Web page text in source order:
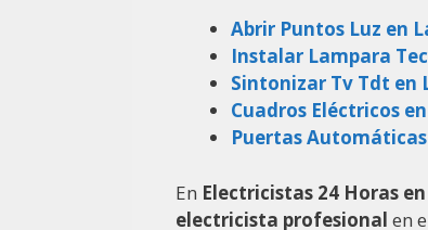
Abrir Puntos Luz en
Instalar Lampara
Sintonizar Tv Tdt en
Cuadros Eléctricos
Puertas
En Electricistas 24 Horas
electricista profesional en